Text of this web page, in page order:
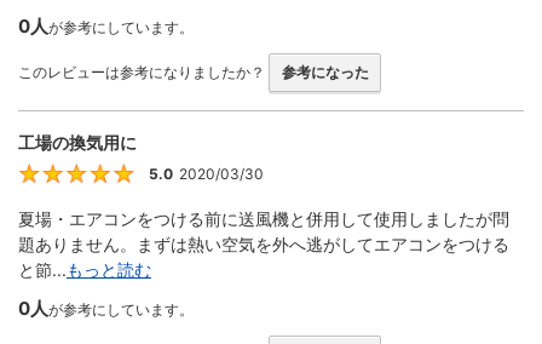
0人が参考にしています。
このレビューは参考になりましたか？ 参考になった
工場の換気用に
5
5.0 2020/03/30
夏場・エアコンをつける前に送風機と併用して使用しましたが問
題ありません。まずは熱い空気を外へ逃がしてエアコンをつける
と節...もっと読む
0人が参考にしています。